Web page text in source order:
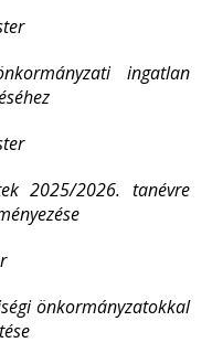
ingatlan
2025/2026. tanévre
önkormányzatokkal